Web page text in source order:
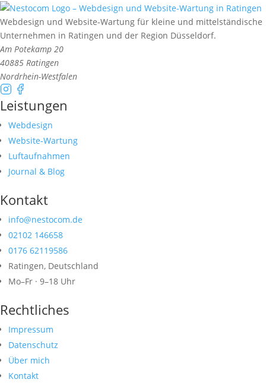
Webdesign und Website-Wartung für kleine und mittelständische
Unternehmen in Ratingen und der Region Düsseldorf.
Am Potekamp 20
40885 Ratingen
Nordrhein-Westfalen
Leistungen
Webdesign
Website-Wartung
Luftaufnahmen
Journal & Blog
Kontakt
info@nestocom.de
02102 146658
0176 62119586
Ratingen, Deutschland
Mo–Fr · 9–18 Uhr
Rechtliches
Impressum
Datenschutz
Über mich
Kontakt